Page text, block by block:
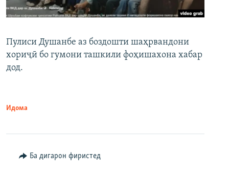
Пулиси Душанбе аз боздошти шаҳрвандони
хориҷӣ бо гумони ташкили фоҳишахона хабар
дод.
Идома
Ба дигарон фиристед